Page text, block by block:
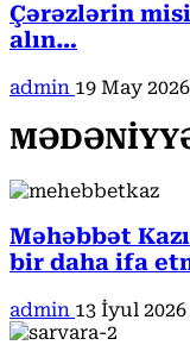
Çərəzlərin
alın…
admin 19 May 2026
Məhəbbət
bir daha ifa
admin 13 İyul 2026